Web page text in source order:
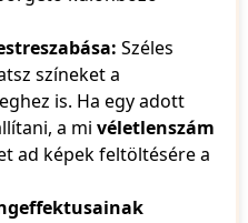
Széles
színeket a
is. Ha egy adott
a mi véletlenszám
ad képek feltöltésére a